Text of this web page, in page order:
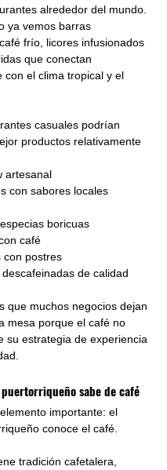
alrededor del mundo.
ya vemos barras
frío, licores infusionados
que conectan
con el clima tropical y el
casuales podrían
productos relativamente
artesanal
con sabores locales
boricuas
café
con postres
de calidad
que muchos negocios dejan
mesa porque el café no
su estrategia de experiencia
sabe de café
importante: el
conoce el café.
tradición cafetalera,